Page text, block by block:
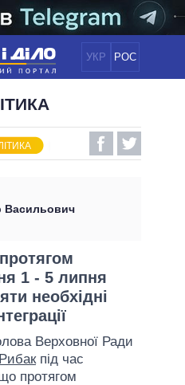
УКР РОС
ПОЛІТИКА
ЕКОНОМІКА
СВІТ
ПОЛІТИКІВ
Васильович
1 - 5 липня
необхідні
Верховної Ради
під час
протягом